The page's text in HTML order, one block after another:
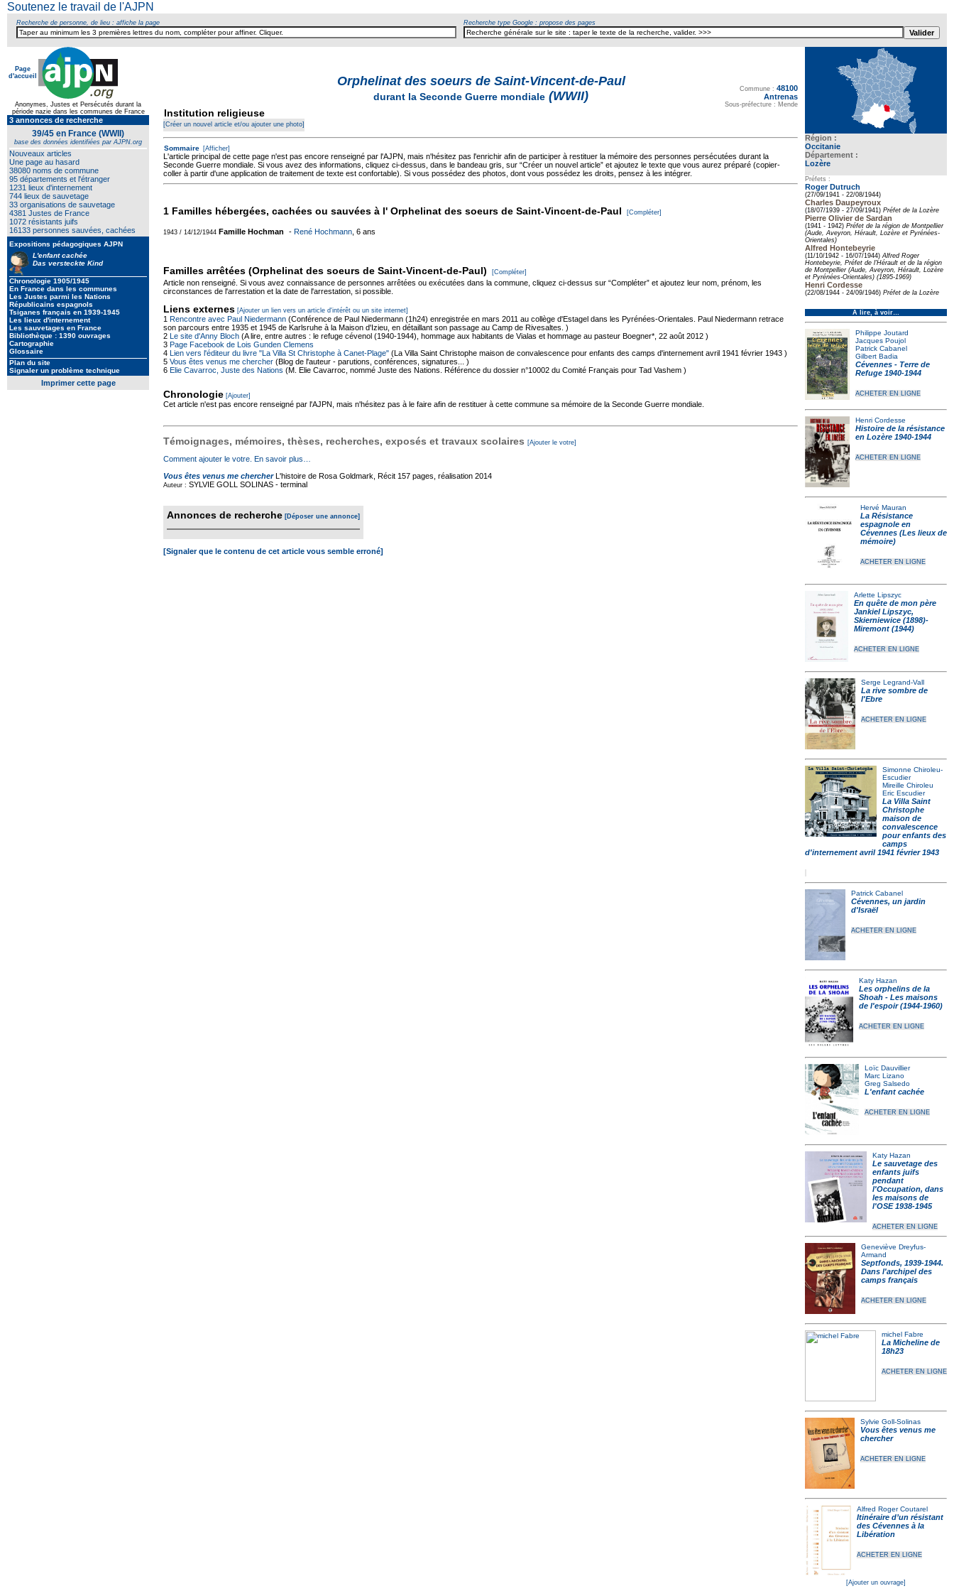
Soutenez le travail de l'AJPN
Recherche de personne, de lieu : affiche la page Recherche type Google : propose des pages
Page
d'accueil
Anonymes, Justes et Persécutés durant la
période nazie dans les communes de France
3 annonces de recherche
39/45 en France (WWII)
base des données identifiées par AJPN.org
Nouveaux articles
Une page au hasard
38080 noms de commune
95 départements et l'étranger
1231 lieux d'internement
744 lieux de sauvetage
33 organisations de sauvetage
4381 Justes de France
1072 résistants juifs
16133 personnes sauvées, cachées
Expositions pédagogiques AJPN
L'enfant cachée
Das versteckte Kind
Chronologie 1905/1945
En France dans les communes
Les Justes parmi les Nations
Républicains espagnols
Tsiganes français en 1939-1945
Les lieux d'internement
Les sauvetages en France
Bibliothèque : 1390 ouvrages
Cartographie
Glossaire
Plan du site
Signaler un problème technique
Imprimer cette page
Région :
Occitanie
Département :
Lozère
Préfets :
Roger Dutruch
(27/09/1941 - 22/08/1944)
Charles Daupeyroux
(18/07/1939 - 27/09/1941) Préfet de la Lozère
Pierre Olivier de Sardan
(1941 - 1942) Préfet de la région de Montpellier
(Aude, Aveyron, Hérault, Lozère et Pyrénées-
Orientales)
Alfred Hontebeyrie
(11/10/1942 - 16/07/1944)Alfred Roger
Hontebeyrie, Préfet de l'Hérault et de la région
de Montpellier (Aude, Aveyron, Hérault, Lozère
et Pyrénées-Orientales) (1895-1969)
Henri Cordesse
(22/08/1944 - 24/09/1946) Préfet de la Lozère
À lire, à voir…
Philippe Joutard
Jacques Poujol
Patrick Cabanel
Gilbert Badia
Cévennes - Terre de
Refuge 1940-1944
ACHETER EN LIGNE
Henri Cordesse
Histoire de la résistance
en Lozère 1940-1944
ACHETER EN LIGNE
Hervé Mauran
La Résistance
espagnole en
Cévennes (Les lieux de
mémoire)
ACHETER EN LIGNE
Arlette Lipszyc
En quête de mon père
Jankiel Lipszyc,
Skierniewice (1898)-
Miremont (1944)
ACHETER EN LIGNE
Serge Legrand-Vall
La rive sombre de
l'Ebre
ACHETER EN LIGNE
Simonne Chiroleu-
Escudier
Mireille Chiroleu
Eric Escudier
La Villa Saint
Christophe
maison de
convalescence
pour enfants des
camps
d'internement avril 1941 février 1943
Patrick Cabanel
Cévennes, un jardin
d'Israël
ACHETER EN LIGNE
Katy Hazan
Les orphelins de la
Shoah - Les maisons
de l'espoir (1944-1960)
ACHETER EN LIGNE
Loïc Dauvillier
Marc Lizano
Greg Salsedo
L'enfant cachée
ACHETER EN LIGNE
Katy Hazan
Le sauvetage des
enfants juifs
pendant
l'Occupation, dans
les maisons de
l'OSE 1938-1945
ACHETER EN LIGNE
Geneviève Dreyfus-
Armand
Septfonds, 1939-1944.
Dans l'archipel des
camps français
ACHETER EN LIGNE
michel Fabre
La Micheline de
18h23
ACHETER EN LIGNE
Sylvie Goll-Solinas
Vous êtes venus me
chercher
ACHETER EN LIGNE
Alfred Roger Coutarel
Itinéraire d’un résistant
des Cévennes à la
Libération
ACHETER EN LIGNE
[Ajouter un ouvrage]
Institution religieuse
Orphelinat des soeurs de Saint-Vincent-de-Paul
durant la Seconde Guerre mondiale (WWII) Commune : 48100
Antrenas
Sous-préfecture : Mende
[Créer un nouvel article et/ou ajouter une photo]
Sommaire [Afficher]
L'article principal de cette page n'est pas encore renseigné par l'AJPN, mais n'hésitez pas l'enrichir afin de participer à restituer la mémoire des personnes persécutées durant la
Seconde Guerre mondiale. Si vous avez des informations, cliquez ci-dessus, dans le bandeau gris, sur “Créer un nouvel article” et ajoutez le texte que vous aurez préparé (copier-
coller à partir d'une application de traitement de texte est confortable). Si vous possédez des photos, dont vous possédez les droits, pensez à les intégrer.
1 Familles hébergées, cachées ou sauvées à l' Orphelinat des soeurs de Saint-Vincent-de-Paul [Compléter]
1943 / 14/12/1944 Famille Hochman - René Hochmann , 6 ans
Familles arrêtées (Orphelinat des soeurs de Saint-Vincent-de-Paul) [Compléter]
Article non renseigné. Si vous avez connaissance de personnes arrêtées ou exécutées dans la commune, cliquez ci-dessus sur “Compléter” et ajoutez leur nom, prénom, les
circonstances de l'arrestation et la date de l'arrestation, si possible.
Liens externes [Ajouter un lien vers un article d'intérêt ou un site internet]
1 Rencontre avec Paul Niedermann (Conférence de Paul Niedermann (1h24) enregistrée en mars 2011 au collège d'Estagel dans les Pyrénées-Orientales. Paul Niedermann retrace
son parcours entre 1935 et 1945 de Karlsruhe à la Maison d'Izieu, en détaillant son passage au Camp de Rivesaltes. )
2 Le site d'Anny Bloch (A lire, entre autres : le refuge cévenol (1940-1944), hommage aux habitants de Vialas et hommage au pasteur Boegner*, 22 août 2012 )
3 Page Facebook de Lois Gunden Clemens
4 Lien vers l'éditeur du livre "La Villa St Christophe à Canet-Plage" (La Villa Saint Christophe maison de convalescence pour enfants des camps d'internement avril 1941 février 1943 )
5 Vous êtes venus me chercher (Blog de l'auteur - parutions, conférences, signatures... )
6 Elie Cavarroc, Juste des Nations (M. Elie Cavarroc, nommé Juste des Nations. Référence du dossier n°10002 du Comité Français pour Tad Vashem )
Chronologie [Ajouter]
Cet article n'est pas encore renseigné par l'AJPN, mais n'hésitez pas à le faire afin de restituer à cette commune sa mémoire de la Seconde Guerre mondiale.
Témoignages, mémoires, thèses, recherches, exposés et travaux scolaires [Ajouter le votre]
Comment ajouter le votre. En savoir plus…
Vous êtes venus me chercherL'histoire de Rosa Goldmark, Récit 157 pages, réalisation 2014
Auteur : SYLVIE GOLL SOLINAS - terminal
Annonces de recherche [Déposer une annonce]
[Signaler que le contenu de cet article vous semble erroné]